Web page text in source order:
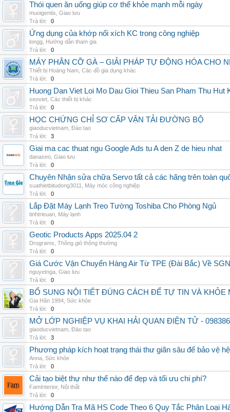
Thói quen ăn uống giúp cơ thể khỏe mạnh mỗi ngày
muoigentis Giao lưu
Trả lời:
0
Ứng dụng của khớp nối xích KC trong công nghiệp
longg Hướng dẫn tham gia
Trả lời:
0
MÁY PHÂN CỠ GÀ – GIẢI PHÁP TỰ ĐỘNG HÓA CHO
Thiết bị Hoàng Nam Các đồ gia dụng khác
Trả lời:
0
Huong Dan Viet Loi Mo Dau Gioi Thieu San Pham Thu Hut
seoviet Các thiết bị khác
Trả lời:
0
HỌC CHỨNG CHỈ SƠ CẤP VẬN TẢI ĐƯỜNG BỘ
giaoducvietnam Đào tạo
Trả lời:
3
Giai ma cac thuat ngu Google Ads tu A den Z de hieu nhat
danaseo Giao lưu
Trả lời:
0
Chuyên Nhận sửa chữa Servo tất cả các hãng trên toàn
suathietbitudong3011
Máy móc công nghiệp
Trả lời:
0
Lắp Đặt Máy Lạnh Treo Tường Toshiba Cho Phòng Ngủ
tinhtrieuan Máy lạnh
Trả lời:
0
Geotic Products Apps 2025.04 2
Drograms Thông gió thông thường
Trả lời:
0
Giá Cước Vận Chuyển Hàng Air Từ TPE (Đài Bắc) Về SGN
nguyetnga Giao lưu
Trả lời:
0
BỔ SUNG NỘI TIẾT ĐÚNG CÁCH ĐỂ TỰ TIN VÀ KHỎE
Gia Hân 1994 Sức khỏe
Trả lời:
0
MỞ LỚP NGHIỆP VỤ KHAI HẢI QUAN ĐIỆN TỬ -
giaoducvietnam Đào tạo
Trả lời:
3
Phương pháp kích hoạt trạng thái thư giãn sâu để bảo vệ
Anna Sức khỏe
Trả lời:
0
Cải tạo biệt thự như thế nào để đẹp và tối ưu chi phí?
FamInterior, Nội thất
Trả lời:
0
Hướng Dẫn Tra Mã HS Code Theo 6 Quy Tắc Phân Loại